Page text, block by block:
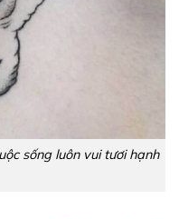
sống luôn vui tươi hạnh